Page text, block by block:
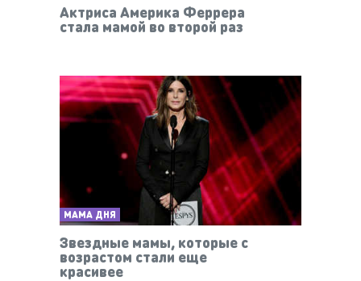
Актриса Америка Феррера
стала мамой во второй раз
МАМА ДНЯ
Звездные мамы, которые с
возрастом стали еще
красивее